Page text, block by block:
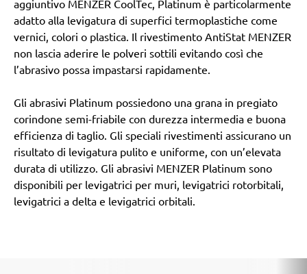
aggiuntivo MENZER CoolTec, Platinum è particolarmente
adatto alla levigatura di superfici termoplastiche come
vernici, colori o plastica. Il rivestimento AntiStat MENZER
non lascia aderire le polveri sottili evitando così che
l’abrasivo possa impastarsi rapidamente.
Gli abrasivi Platinum possiedono una grana in pregiato
corindone semi-friabile con durezza intermedia e buona
efficienza di taglio. Gli speciali rivestimenti assicurano un
risultato di levigatura pulito e uniforme, con un’elevata
durata di utilizzo. Gli abrasivi MENZER Platinum sono
disponibili per levigatrici per muri, levigatrici rotorbitali,
levigatrici a delta e levigatrici orbitali.